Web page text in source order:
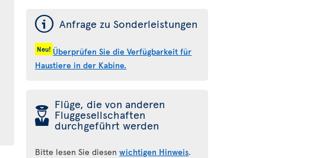
ý Anfrage zu Sonderleistungen
Neu! Überprüfen Sie die Verfügbarkeit für
Haustiere in der Kabine.
þ Flüge, die von anderen
Fluggesellschaften
durchgeführt werden
Bitte lesen Sie diesenwichtigen Hinweis.